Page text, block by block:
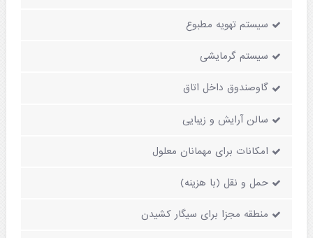
سیستم تهویه مطبوع
سیستم گرمایشی
گاوصندوق داخل اتاق
سالن آرایش و زیبایی
امکانات برای مهمانان معلول
حمل و نقل (با هزینه)
منطقه مجزا برای سیگار کشیدن